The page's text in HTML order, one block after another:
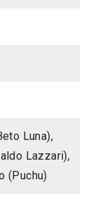
Luna),
Lazzari),
(Puchu)